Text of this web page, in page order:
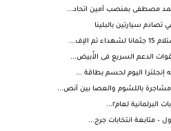
مصطفى بمنصب أمين اتحاد...
الإف...
الدعم السريع فى الأُبيض...
إنجلترا اليوم لحسم بطاقة ...
باللشوم والعصا بين أنص...
البرلمانية لعام٢...
– متابعة انتخابات جرج...